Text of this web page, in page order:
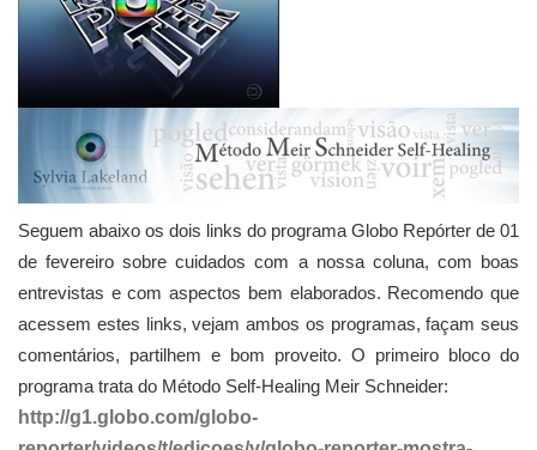
Seguem abaixo os dois links do programa Globo Repórter de 01
de fevereiro sobre cuidados com a nossa coluna, com boas
entrevistas e com aspectos bem elaborados. Recomendo que
acessem estes links, vejam ambos os programas, façam seus
comentários, partilhem e bom proveito. O primeiro bloco do
programa trata do Método Self-Healing Meir Schneider:
http://g1.globo.com/globo-